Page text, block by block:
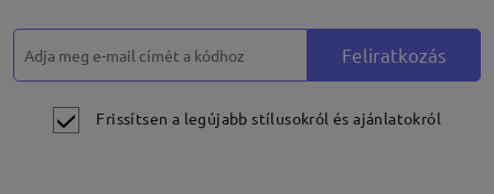
Feliratkozás
Frissítsen a legújabb stílusokról és ajánlatokról